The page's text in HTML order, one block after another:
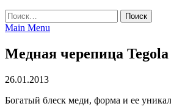
Найти:
Main Menu
Медная черепица
26.01.2013
Богатый блеск меди, форма и ее